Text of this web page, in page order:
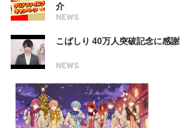
NEWS
介
NEWS
こばしり 40万人突破記念に感